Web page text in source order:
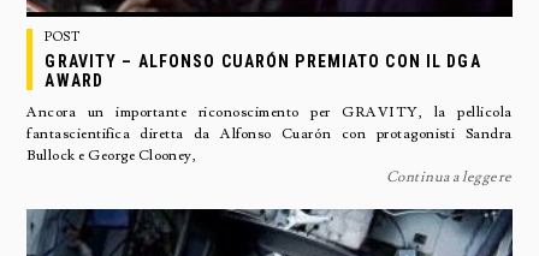
POST
GRAVITY – ALFONSO CUARÓN PREMIATO CON IL DGA
AWARD
Ancora un importante riconoscimento per GRAVITY, la pellicola
fantascientifica diretta da Alfonso Cuarón con protagonisti Sandra
Bullock e George Clooney,
Continua a leggere